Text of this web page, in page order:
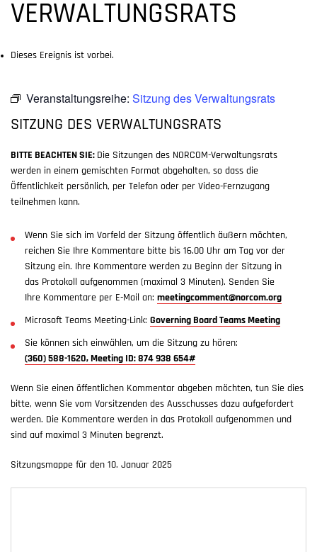
VERWALTUNGSRATS
Dieses Ereignis ist vorbei.
Veranstaltungsreihe: Sitzung des Verwaltungsrats
SITZUNG DES VERWALTUNGSRATS
BITTE BEACHTEN SIE: Die Sitzungen des NORCOM-Verwaltungsrats
werden in einem gemischten Format abgehalten, so dass die
Öffentlichkeit persönlich, per Telefon oder per Video-Fernzugang
teilnehmen kann.
Wenn Sie sich im Vorfeld der Sitzung öffentlich äußern möchten,
reichen Sie Ihre Kommentare bitte bis 16.00 Uhr am Tag vor der
Sitzung ein. Ihre Kommentare werden zu Beginn der Sitzung in
das Protokoll aufgenommen (maximal 3 Minuten). Senden Sie
Ihre Kommentare per E-Mail an: meetingcomment@norcom.org
Microsoft Teams Meeting-Link: Governing Board Teams Meeting
Sie können sich einwählen, um die Sitzung zu hören:
(360) 588-1620, Meeting ID: 874 938 654#
Wenn Sie einen öffentlichen Kommentar abgeben möchten, tun Sie dies
bitte, wenn Sie vom Vorsitzenden des Ausschusses dazu aufgefordert
werden. Die Kommentare werden in das Protokoll aufgenommen und
sind auf maximal 3 Minuten begrenzt.
Sitzungsmappe für den 10. Januar 2025